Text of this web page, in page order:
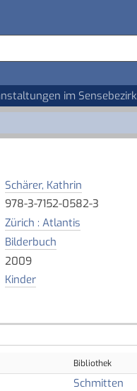
im Sensebezirk
Schärer, Kathrin
978-3-7152-0582-3
Zürich : Atlantis
Bilderbuch
2009
Kinder
Bibliothek
Schmitten